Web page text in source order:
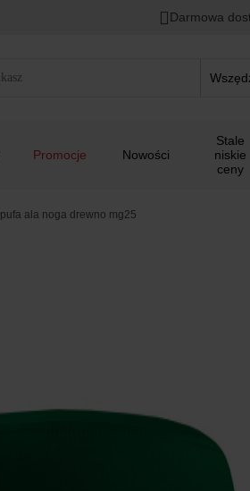
Darmowa
Promocje Nowości
Stale
niskie
ceny
pufa ala noga drewno mg25